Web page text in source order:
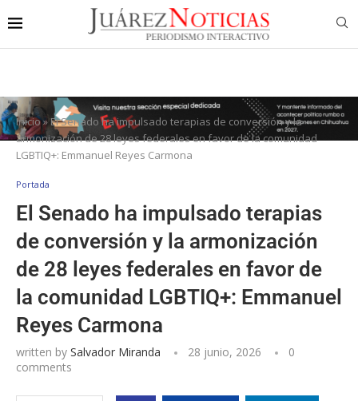
Inicio»El Senado ha impulsado terapias de conversión y la
armonización de 28 leyes federales en favor de la comunidad
LGBTIQ+: Emmanuel Reyes Carmona
Portada
El Senado ha impulsado terapias
de conversión y la armonización
de 28 leyes federales en favor de
la comunidad LGBTIQ+: Emmanuel
Reyes Carmona
written by Salvador Miranda 28 junio, 2026
0
comments